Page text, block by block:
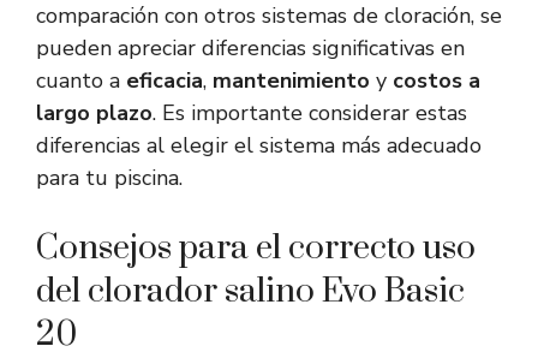
comparación con otros sistemas de cloración, se
pueden apreciar diferencias significativas en
cuanto a eficacia, mantenimiento y costos a
largo plazo. Es importante considerar estas
diferencias al elegir el sistema más adecuado
para tu piscina.
Consejos para el correcto uso
del clorador salino Evo Basic
20